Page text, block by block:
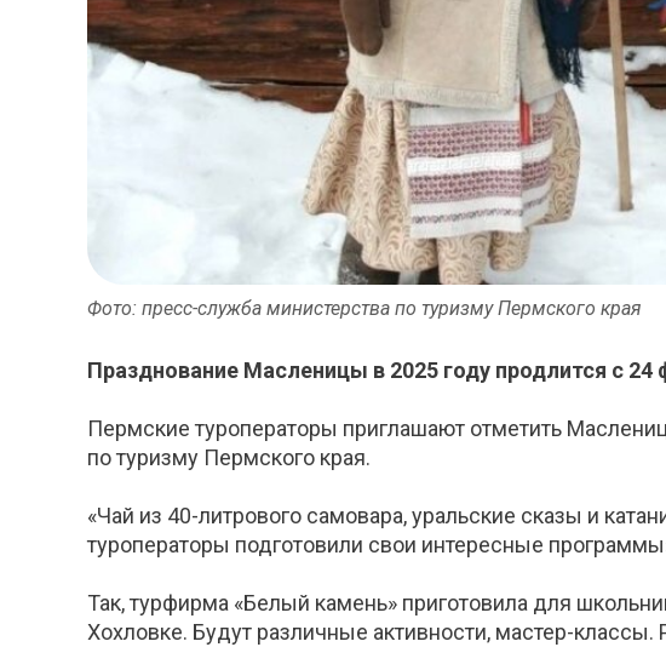
Фото: пресс-служба министерства по туризму Пермского края
Празднование Масленицы в 2025 году продлится с 24
Пермские туроператоры приглашают отметить
по туризму Пермского края.
«Чай из 40-литрового самовара, уральские сказы и
туроператоры подготовили свои интересные
Так, турфирма «Белый камень» приготовила для
Хохловке. Будут различные активности, мастер-